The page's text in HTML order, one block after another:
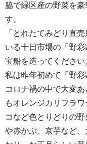
脇で緑区産の野菜を
す。
「とれたてみどり直
いる十日市場の「野
宝船を造ってください
私は昨年初めて「野彩
コロナ禍の中で大変
もオレンジカリフラ
コなど色とりどりの
や赤かぶ、京芋など